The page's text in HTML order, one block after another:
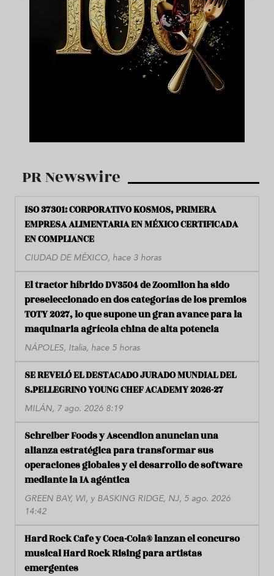
PR Newswire
ISO 37301: CORPORATIVO KOSMOS, PRIMERA
EMPRESA ALIMENTARIA EN MÉXICO CERTIFICADA
EN COMPLIANCE
CIUDAD DE MÉXICO, hace 3 horas
El tractor híbrido DV3504 de Zoomlion ha sido
preseleccionado en dos categorías de los premios
TOTY 2027, lo que supone un gran avance para la
maquinaria agrícola china de alta potencia
NÁPOLES, Italia, hace 5 horas
SE REVELÓ EL DESTACADO JURADO MUNDIAL DEL
S.PELLEGRINO YOUNG CHEF ACADEMY 2026-27
MILÁN, 7 ago. 2026 8:19
Schreiber Foods y Ascendion anuncian una
alianza estratégica para transformar sus
operaciones globales y el desarrollo de software
mediante la IA agéntica
GREEN BAY, WI, y BASKING RIDGE, NJ, 5 ago. 2026
14:42
Hard Rock Cafe y Coca-Cola® lanzan el concurso
musical Hard Rock Rising para artistas
emergentes